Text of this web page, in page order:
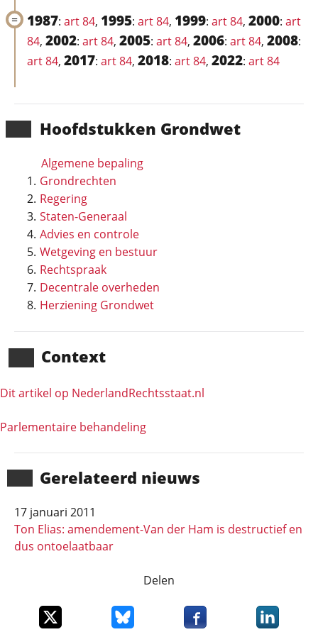
Hoofd­stukken Grondwet
Algemene bepaling
Grondrechten
Regering
Staten-Generaal
Advies en controle
Wetgeving en bestuur
Rechtspraak
Decentrale overheden
Herziening Grondwet
Context
Dit artikel op NederlandRechts­staat.nl
Parlementaire behandeling
Gerela­teerd nieuws
17 januari 2011
Ton Elias: amendement-Van der Ham is destructief en
dus ontoelaatbaar
1987: art 84, 1995: art 84, 1999: art 84, 2000: art
84, 2002: art 84, 2005: art 84, 2006: art 84, 2008:
art 84, 2017: art 84, 2018: art 84, 2022: art 84
Delen
Deel dit item op XDeel dit item op Bluesky
Deel dit item opDeel dit